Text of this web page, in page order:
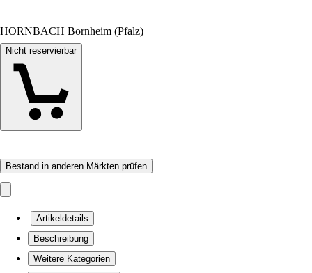
HORNBACH Bornheim (Pfalz)
Nicht reservierbar
Bestand in anderen Märkten prüfen
Artikeldetails
Beschreibung
Weitere Kategorien